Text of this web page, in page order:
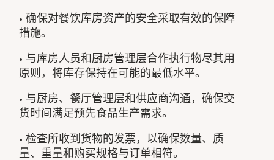
• 确保对餐饮库房资产的安全采取有效的保障
措施。
• 与库房人员和厨房管理层合作执行物尽其用
原则，将库存保持在可能的最低水平。
• 与厨房、餐厅管理层和供应商沟通，确保交
货时间满足预先食品生产需求。
• 检查所收到货物的发票，以确保数量、质
量、重量和购买规格与订单相符。